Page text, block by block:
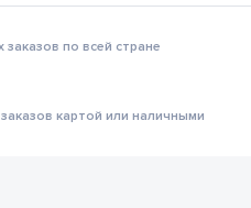
по всей стране
картой или наличными